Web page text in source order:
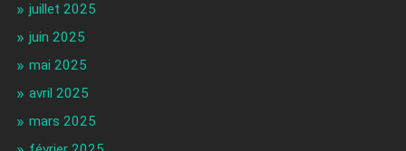
juillet 2025
juin 2025
mai 2025
avril 2025
mars 2025